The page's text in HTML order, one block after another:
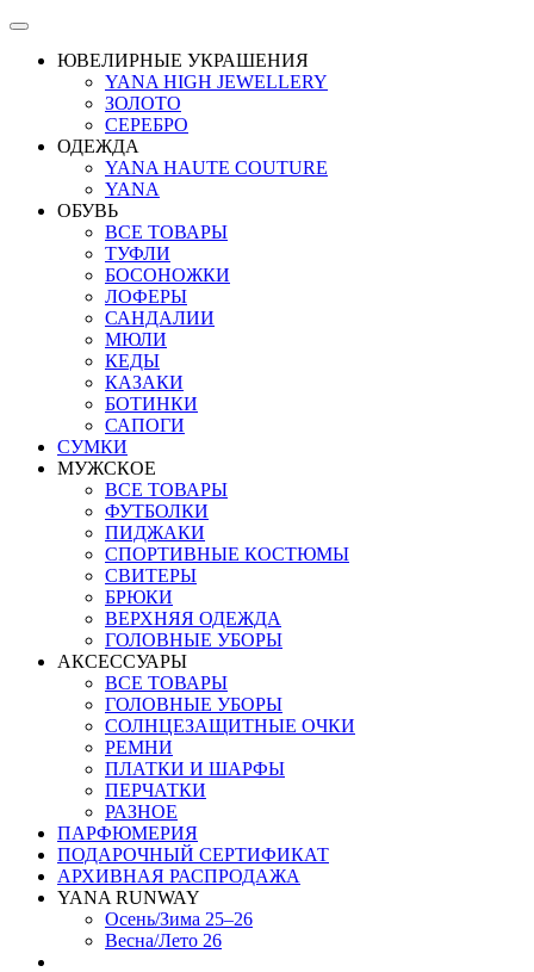
ЮВЕЛИРНЫЕ УКРАШЕНИЯ
YANA HIGH JEWELLERY
ЗОЛОТО
СЕРЕБРО
ОДЕЖДА
YANA HAUTE COUTURE
YANA
ОБУВЬ
ВСЕ ТОВАРЫ
ТУФЛИ
БОСОНОЖКИ
ЛОФЕРЫ
САНДАЛИИ
МЮЛИ
КЕДЫ
КАЗАКИ
БОТИНКИ
САПОГИ
СУМКИ
МУЖСКОЕ
ВСЕ ТОВАРЫ
ФУТБОЛКИ
ПИДЖАКИ
СПОРТИВНЫЕ КОСТЮМЫ
СВИТЕРЫ
БРЮКИ
ВЕРХНЯЯ ОДЕЖДА
ГОЛОВНЫЕ УБОРЫ
АКСЕССУАРЫ
ВСЕ ТОВАРЫ
ГОЛОВНЫЕ УБОРЫ
СОЛНЦЕЗАЩИТНЫЕ ОЧКИ
РЕМНИ
ПЛАТКИ И ШАРФЫ
ПЕРЧАТКИ
РАЗНОЕ
ПАРФЮМЕРИЯ
ПОДАРОЧНЫЙ СЕРТИФИКАТ
АРХИВНАЯ РАСПРОДАЖА
YANA RUNWAY
Осень/Зима 25–26
Весна/Лето 26